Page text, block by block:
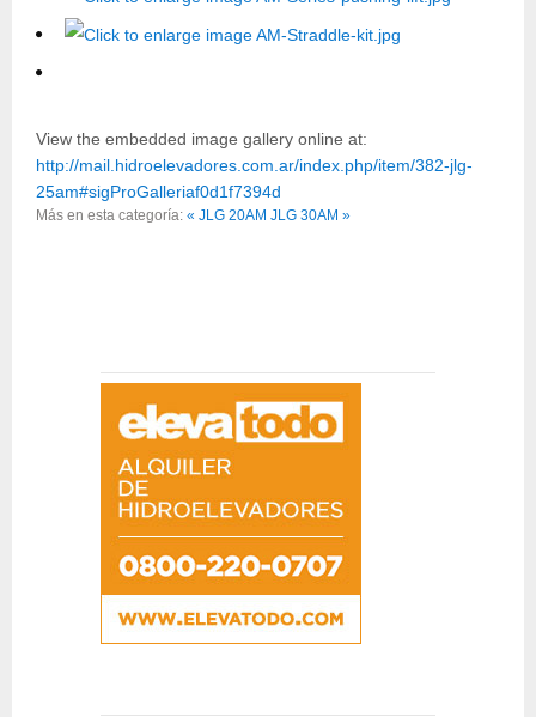
View the embedded image gallery online at:
http://mail.hidroelevadores.com.ar/index.php/item/382-jlg-
25am#sigProGalleriaf0d1f7394d
Más en esta categoría: « JLG 20AM JLG 30AM »